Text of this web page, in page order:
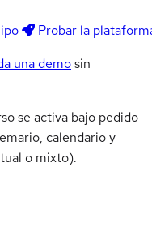
Probar la
una demosin
se activa bajo pedido
calendario y
o mixto).